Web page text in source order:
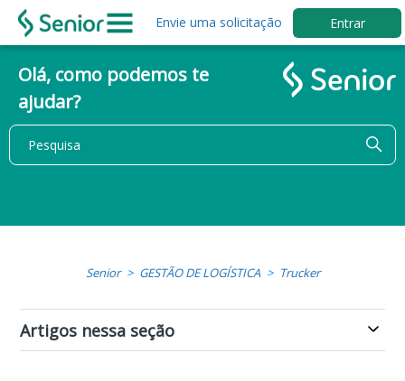
Envie uma solicitação Entrar
Olá, como podemos te
ajudar?
Senior GESTÃO DE LOGÍSTICA Trucker
Artigos nessa seção